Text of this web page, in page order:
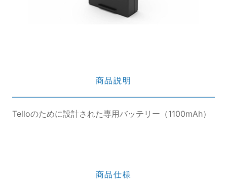
商品説明
Telloのために設計された専用バッテリー（1100mAh）
商品仕様